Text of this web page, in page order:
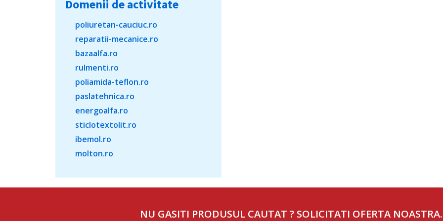
Domenii de activitate
poliuretan-cauciuc.ro
reparatii-mecanice.ro
bazaalfa.ro
rulmenti.ro
poliamida-teflon.ro
paslatehnica.ro
energoalfa.ro
sticlotextolit.ro
ibemol.ro
molton.ro
NU GASITI PRODUSUL CAUTAT ? SOLICITATI OFERTA NOASTRA.